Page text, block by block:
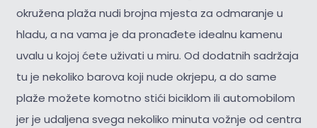
okružena plaža nudi brojna mjesta za odmaranje u
hladu, a na vama je da pronađete idealnu kamenu
uvalu u kojoj ćete uživati u miru. Od dodatnih sadržaja
tu je nekoliko barova koji nude okrjepu, a do same
plaže možete komotno stići biciklom ili automobilom
jer je udaljena svega nekoliko minuta vožnje od centra